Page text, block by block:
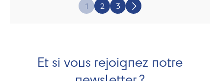
1 2 3 Suivant
Et si vous rejoignez notre